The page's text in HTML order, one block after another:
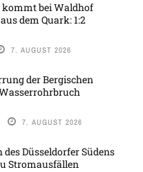
kommt bei Waldhof
dem Quark: 1:2
7. AUGUST 2026
der Bergischen
7. AUGUST 2026
Düsseldorfer Südens
Stromausfällen